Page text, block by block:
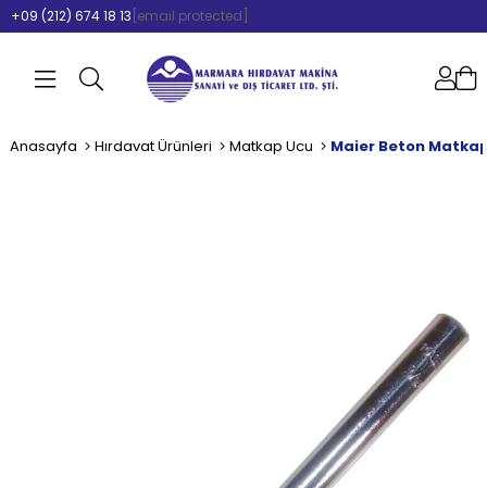
+09 (212) 674 18 13 [email protected]
Anasayfa Hırdavat Ürünleri Matkap Ucu